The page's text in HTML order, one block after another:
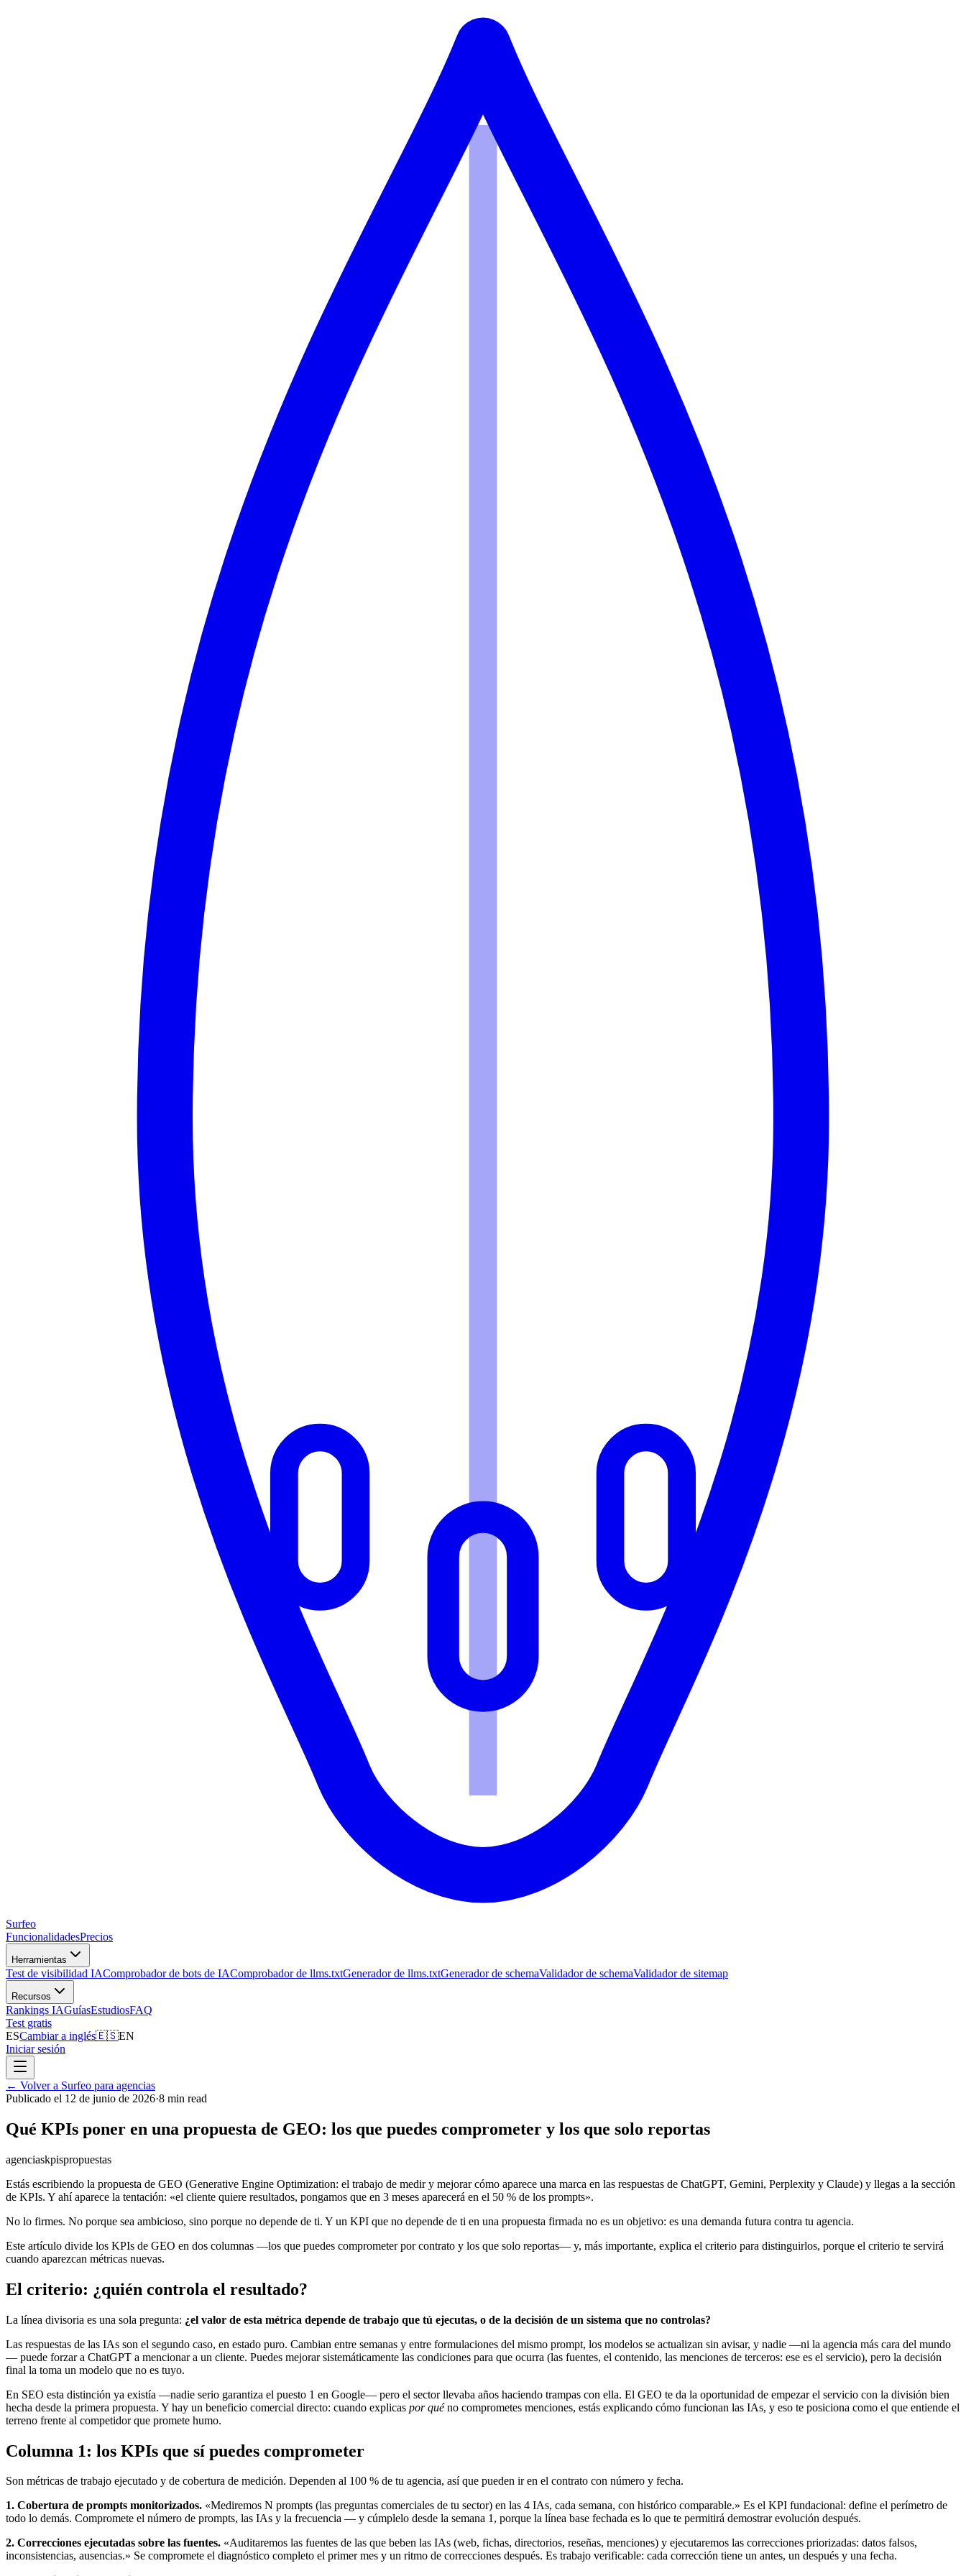
Surfeo
FuncionalidadesPrecios
Herramientas
Test de visibilidad IAComprobador de bots de IAComprobador de llms.txtGenerador de llms.txtGenerador de schemaValidador de schemaValidador de sitemap
Recursos
Rankings IAGuíasEstudiosFAQ
Test gratis
ESCambiar a inglés🇪🇸EN
Iniciar sesión
← Volver a Surfeo para agencias
Publicado el 12 de junio de 2026·8 min read
Qué KPIs poner en una propuesta de GEO: los que puedes comprometer y los que solo reportas
agenciaskpispropuestas
Estás escribiendo la propuesta de GEO (Generative Engine Optimization: el trabajo de medir y mejorar cómo aparece una marca en las respuestas de ChatGPT, Gemini, Perplexity y Claude) y llegas a la sección
de KPIs. Y ahí aparece la tentación: «el cliente quiere resultados, pongamos que en 3 meses aparecerá en el 50 % de los prompts».
No lo firmes. No porque sea ambicioso, sino porque no depende de ti. Y un KPI que no depende de ti en una propuesta firmada no es un objetivo: es una demanda futura contra tu agencia.
Este artículo divide los KPIs de GEO en dos columnas —los que puedes comprometer por contrato y los que solo reportas— y, más importante, explica el criterio para distinguirlos, porque el criterio te servirá
cuando aparezcan métricas nuevas.
El criterio: ¿quién controla el resultado?
La línea divisoria es una sola pregunta: ¿el valor de esta métrica depende de trabajo que tú ejecutas, o de la decisión de un sistema que no controlas?
Las respuestas de las IAs son el segundo caso, en estado puro. Cambian entre semanas y entre formulaciones del mismo prompt, los modelos se actualizan sin avisar, y nadie —ni la agencia más cara del mundo
— puede forzar a ChatGPT a mencionar a un cliente. Puedes mejorar sistemáticamente las condiciones para que ocurra (las fuentes, el contenido, las menciones de terceros: ese es el servicio), pero la decisión
final la toma un modelo que no es tuyo.
En SEO esta distinción ya existía —nadie serio garantiza el puesto 1 en Google— pero el sector llevaba años haciendo trampas con ella. El GEO te da la oportunidad de empezar el servicio con la división bien
hecha desde la primera propuesta. Y hay un beneficio comercial directo: cuando explicas por quéno comprometes menciones, estás explicando cómo funcionan las IAs, y eso te posiciona como el que entiende el
terreno frente al competidor que promete humo.
Columna 1: los KPIs que sí puedes comprometer
Son métricas de trabajo ejecutado y de cobertura de medición. Dependen al 100 % de tu agencia, así que pueden ir en el contrato con número y fecha.
1. Cobertura de prompts monitorizados. «Mediremos N prompts (las preguntas comerciales de tu sector) en las 4 IAs, cada semana, con histórico comparable.» Es el KPI fundacional: define el perímetro de
todo lo demás. Compromete el número de prompts, las IAs y la frecuencia — y cúmplelo desde la semana 1, porque la línea base fechada es lo que te permitirá demostrar evolución después.
2. Correcciones ejecutadas sobre las fuentes. «Auditaremos las fuentes de las que beben las IAs (web, fichas, directorios, reseñas, menciones) y ejecutaremos las correcciones priorizadas: datos falsos,
inconsistencias, ausencias.» Se compromete el diagnóstico completo el primer mes y un ritmo de correcciones después. Es trabajo verificable: cada corrección tiene un antes, un después y una fecha.